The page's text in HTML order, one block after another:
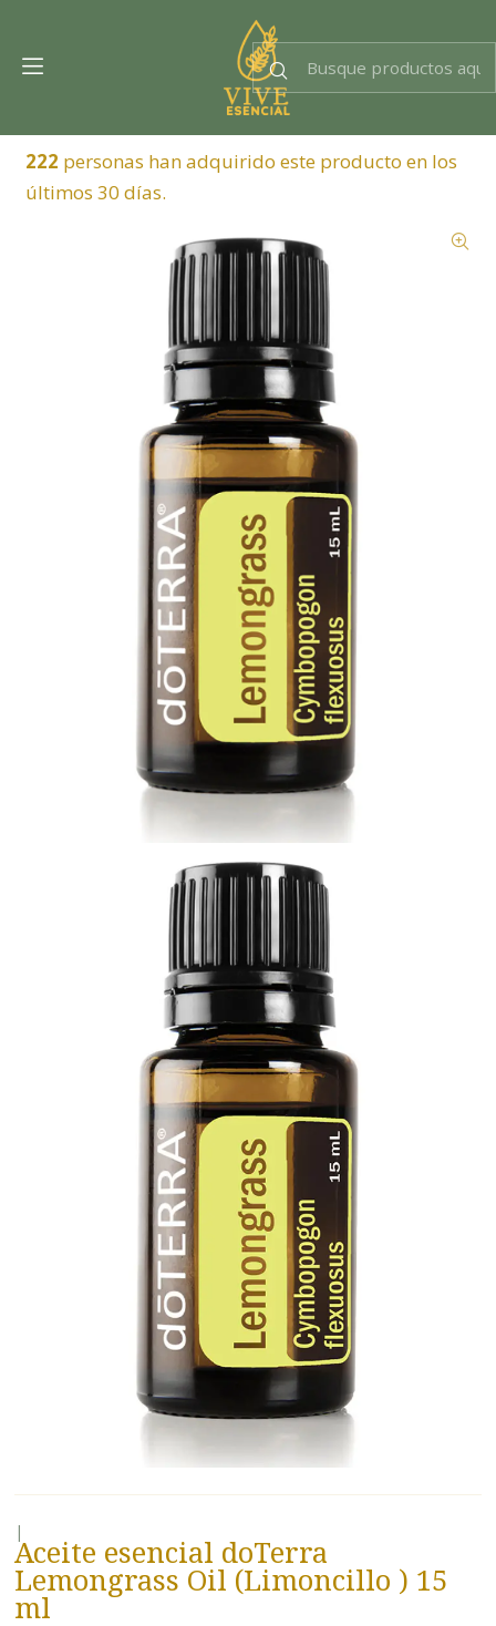
222 personas han adquirido este producto en los
últimos 30 días.
|
Aceite esencial doTerra
Lemongrass Oil (Limoncillo ) 15
ml
Dra. EsencIAl
Experta en bienestar